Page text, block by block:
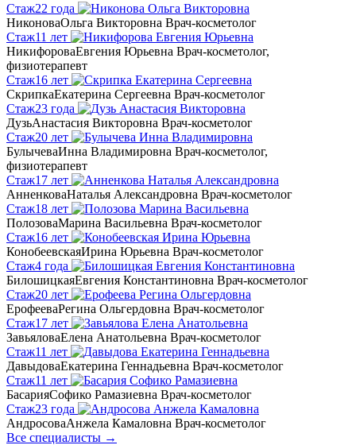
Стаж22 года
НиконоваОльга Викторовна Врач-косметолог
Стаж11 лет
НикифороваЕвгения Юрьевна Врач-косметолог,
физиотерапевт
Стаж16 лет
СкрипкаЕкатерина Сергеевна Врач-косметолог
Стаж23 года
ДузьАнастасия Викторовна Врач-косметолог
Стаж20 лет
БулычеваИнна Владимировна Врач-косметолог,
физиотерапевт
Стаж17 лет
АнненковаНаталья Александровна Врач-косметолог
Стаж18 лет
ПолозоваМарина Васильевна Врач-косметолог
Стаж16 лет
КонобеевскаяИрина Юрьевна Врач-косметолог
Стаж4 года
БилошицкаяЕвгения Константиновна Врач-косметолог
Стаж20 лет
ЕрофееваРегина Ольгердовна Врач-косметолог
Стаж17 лет
ЗавьяловаЕлена Анатольевна Врач-косметолог
Стаж11 лет
ДавыдоваЕкатерина Геннадьевна Врач-косметолог
Стаж11 лет
БасарияСофико Рамазиевна Врач-косметолог
Стаж23 года
АндросоваАнжела Камаловна Врач-косметолог
Все специалисты →